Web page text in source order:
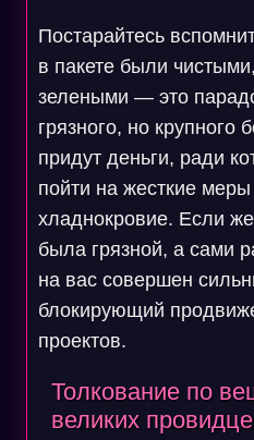
Постарайтесь
в пакете были
зелеными — это
грязного, но крупного
придут деньги, ради
пойти на жесткие
хладнокровие. Если
была грязной, а сами
на вас совершен
блокирующий
проектов.
Толкование по
великих